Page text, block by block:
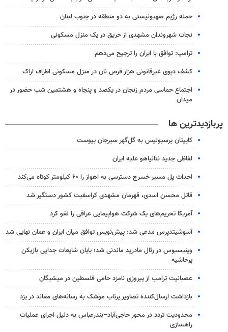
حمله رژیم صهیونیستی به دو منطقه در جنوب لبنان
نجات شهروندان مشهدی از حریق در یک منزل مسکونی
ترامپ: توافق با ایران را ترجیح می‌دهم
کشف دپوی غیرقانونی هزار قرص نان در منزل مسکونی اطراف اراک
اجتماع حماسی مردم زنجان در یکصد و پنجاه و هشتمین شب حضور در
میدان
پربازدیدترین ها
کاپیتان پرسپولیس به گل‌گهر سیرجان پیوست
لفاظی جدید نتانیاهو علیه ایران
احداث پل مسیر خسرج دسترسی به اهواز را ۶۰ کیلومتر کوتاه می‌کند
قاتل محسن اسدی، قهرمان مشهدی کراسفیت کشور دستگیر شد
آمریکا تحریم‌های یک شرکت هواپیمایی عراقی را لغو کرد
آسوشیتدپرس مدعی شد: پیش‌نویس توافق میان ایران و عمان نهایی شد
وینیسیوس در رئال مادرید ماندنی شد؛ پایان شایعات جدایی بازیکن
پرحاشیه
عصبانیت ترامپ از پیروزی نامزد حامی فلسطین در میشیگان
بازداشت ارسال‌کننده تصاویر پرتاب موشک به رسانه‌های معاند در یزد
محدودیت تردد در محور حاجی‌آباد–بندرعباس به دلیل اجرای عملیات
راهسازی